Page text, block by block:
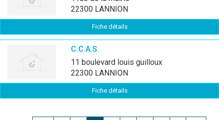
22300 LANNION
Fiche détails
C.C.A.S.
11 boulevard louis guilloux
22300 LANNION
Fiche détails